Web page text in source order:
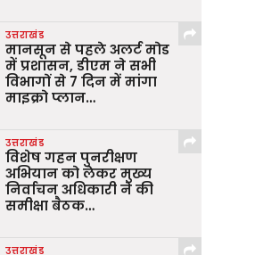
उत्तराखंड
मानसून से पहले अलर्ट मोड
में प्रशासन, डीएम ने सभी
विभागों से 7 दिन में मांगा
माइक्रो प्लान…
उत्तराखंड
विशेष गहन पुनरीक्षण
अभियान को लेकर मुख्य
निर्वाचन अधिकारी ने की
समीक्षा बैठक…
उत्तराखंड